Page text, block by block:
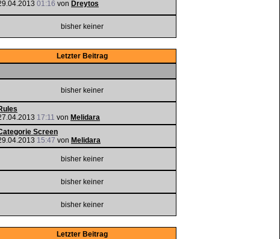
01:16 von Dreytos
bisher keiner
Letzter Beitrag
bisher keiner
17:11 von Melidara
Screen
15:47 von Melidara
bisher keiner
bisher keiner
bisher keiner
Letzter Beitrag